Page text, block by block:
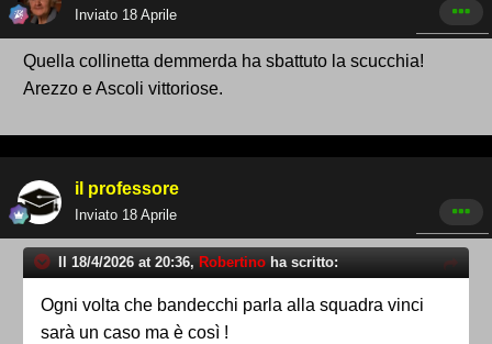
Inviato 18 Aprile
Quella collinetta demmerda ha sbattuto la scucchia!
Arezzo e Ascoli vittoriose.
il professore
Inviato 18 Aprile
Il 18/4/2026 at 20:36, Robertino ha scritto:
Ogni volta che bandecchi parla alla squadra vinci
sarà un caso ma è così !